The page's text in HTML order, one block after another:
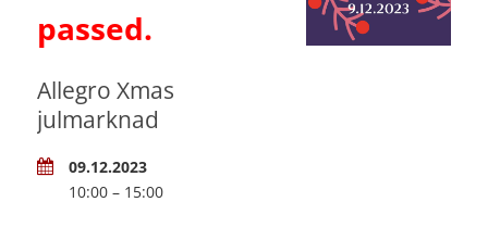
passed.
Allegro Xmas
julmarknad
09.12.2023
10:00 – 15:00